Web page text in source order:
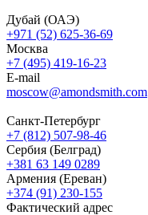
Дубай (ОАЭ)
+971 (52) 625-36-69
Москва
+7 (495) 419-16-23
E-mail
moscow@amondsmith.com
Санкт-Петербург
+7 (812) 507-98-46
Сербия (Белград)
+381 63 149 0289
Армения (Ереван)
+374 (91) 230-155
Фактический адрес